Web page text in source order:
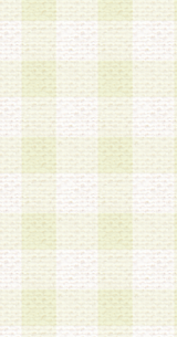
a.既に登録
録する場合
b.本サービ
業に従事し
場合
c.その他当
2.当社は、
した 場合、
による承認
の抹消を、
とができる